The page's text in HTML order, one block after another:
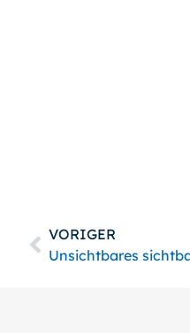
VORIGER